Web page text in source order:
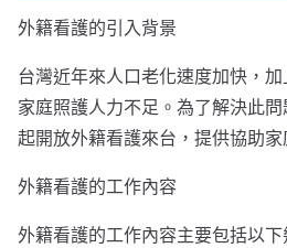
外籍看護的引入背景
台灣近年來人口老化速度加快，
家庭照護人力不足。為了解決此
起開放外籍看護來台，提供協助家
外籍看護的工作內容
外籍看護的工作內容主要包括以下